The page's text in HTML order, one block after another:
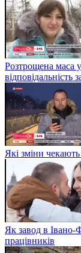
Розтрощена маса
Які зміни
Як завод в Івано-
працівників